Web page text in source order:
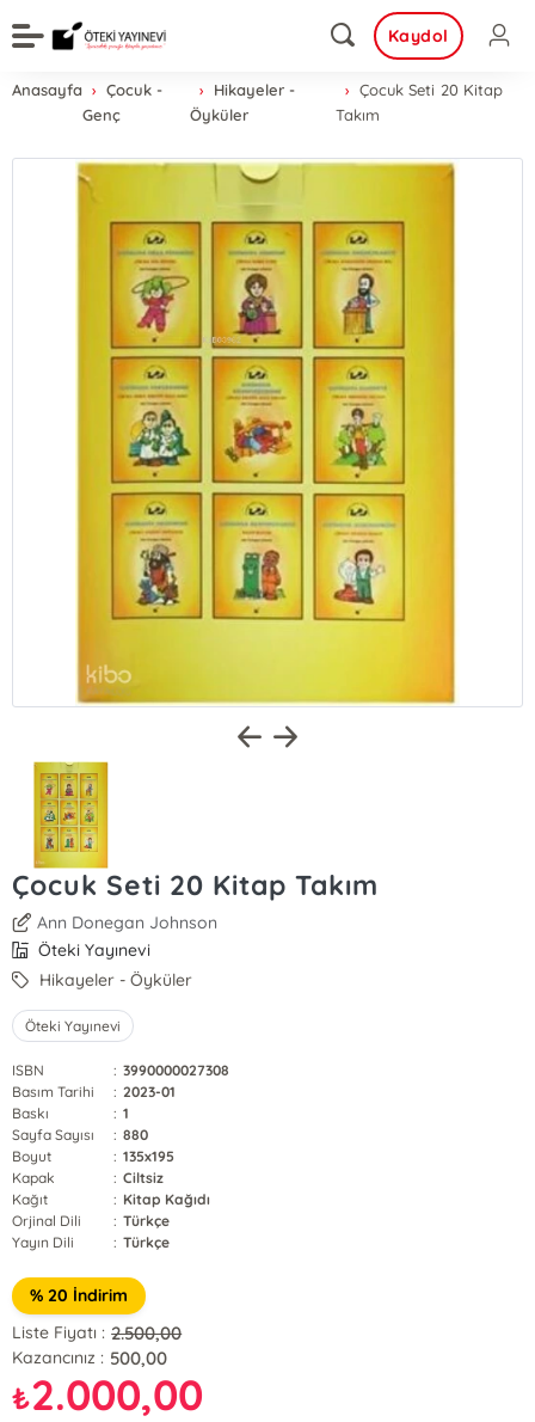
Kaydol
Anasayfa
Çocuk -
Genç
Hikayeler -
Öyküler
Çocuk Seti 20 Kitap
Takım
Çocuk Seti 20 Kitap Takım
Ann Donegan Johnson
Öteki Yayınevi
Hikayeler - Öyküler
Öteki Yayınevi
ISBN : 3990000027308
Basım Tarihi
: 2023-01
Baskı
: 1
Sayfa Sayısı
: 880
Boyut
: 135x195
Kapak
: Ciltsiz
Kağıt
: Kitap Kağıdı
Orjinal Dili
: Türkçe
Yayın Dili
: Türkçe
% 20 İndirim
Liste Fiyatı : 2.500,00
Kazancınız : 500,00
₺2.000,00